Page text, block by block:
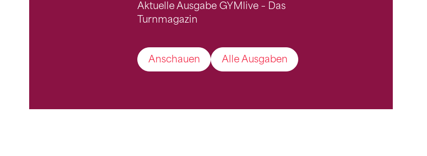
Aktuelle Ausgabe GYMlive – Das
Turnmagazin
Anschauen Alle Ausgaben